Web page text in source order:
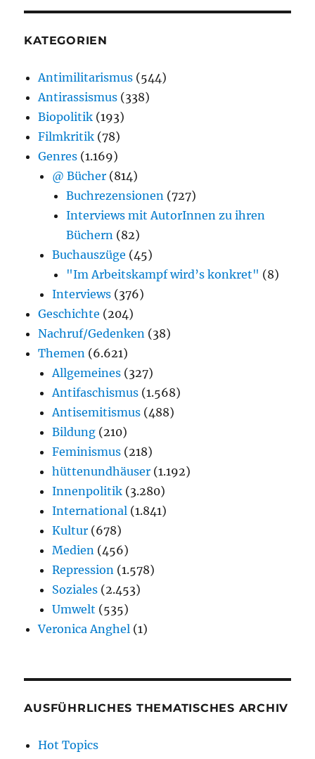
KATEGORIEN
Antimilitarismus (544)
Antirassismus (338)
Biopolitik (193)
Filmkritik (78)
Genres (1.169)
@ Bücher (814)
Buchrezensionen (727)
Interviews mit AutorInnen zu ihren
Büchern (82)
Buchauszüge (45)
"Im Arbeitskampf wird’s konkret" (8)
Interviews (376)
Geschichte (204)
Nachruf/Gedenken (38)
Themen (6.621)
Allgemeines (327)
Antifaschismus (1.568)
Antisemitismus (488)
Bildung (210)
Feminismus (218)
hüttenundhäuser (1.192)
Innenpolitik (3.280)
International (1.841)
Kultur (678)
Medien (456)
Repression (1.578)
Soziales (2.453)
Umwelt (535)
Veronica Anghel (1)
AUSFÜHRLICHES THEMATISCHES ARCHIV
Hot Topics